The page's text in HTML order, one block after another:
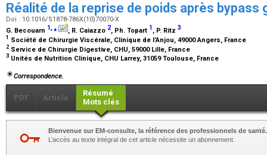
Réalité de la reprise de poids après
Doi : 10.1016/S1878-786X(10)70070-X
G. Becouarn 1,⁎ , R. Caiazzo 2, Ph. Topart 1 , P. Ritz 3
1 Société de Chirurgie Viscérale, Clinique de l’Anjou, 49000 Angers, France
2 Service de Chirurgie Digestive, CHU, 59000 Lille, France
3 Unités de Nutrition Clinique, CHU Larrey, 31059 Toulouse, France
Correspondence.
PDF Article
Résumé
Mots clés
Bienvenue sur EM-consulte, la référence des professionnels de santé.
L’accès au texte intégral de cet article nécessite un abonnement.